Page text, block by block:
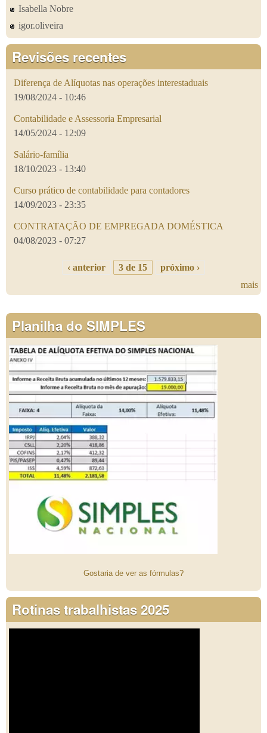
Isabella Nobre
igor.oliveira
Revisões recentes
Diferença de Alíquotas nas operações interestaduais
19/08/2024 - 10:46
Contabilidade e Assessoria Empresarial
14/05/2024 - 12:09
Salário-família
18/10/2023 - 13:40
Curso prático de contabilidade para contadores
14/09/2023 - 23:35
CONTRATAÇÃO DE EMPREGADA DOMÉSTICA
04/08/2023 - 07:27
‹ anterior 3 de 15
próximo ›
mais
Planilha do SIMPLES
Gostaria de ver as fórmulas?
Rotinas trabalhistas 2025